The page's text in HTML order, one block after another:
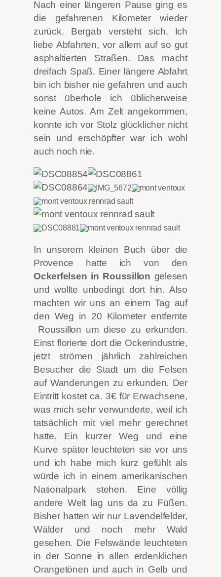
Nach einer längeren Pause ging es
die gefahrenen Kilometer wieder
zurück. Bergab versteht sich. Ich
liebe Abfahrten, vor allem auf so gut
asphaltierten Straßen. Das macht
dreifach Spaß. Einer längere Abfahrt
bin ich bisher nie gefahren und auch
sonst überhole ich üblicherweise
keine Autos. Am Zelt angekommen,
konnte ich vor Stolz glücklicher nicht
sein und erschöpfter war ich wohl
auch noch nie.
In unserem kleinen Buch über die
Provence hatte ich von den
Ockerfelsen in Roussillon gelesen
und wollte unbedingt dort hin. Also
machten wir uns an einem Tag auf
den Weg in 20 Kilometer entfernte
Roussillon um diese zu erkunden.
Einst florierte dort die Ockerindustrie,
jetzt strömen jährlich zahlreichen
Besucher die Stadt um die Felsen
auf Wanderungen zu erkunden. Der
Eintritt kostet ca. 3€ für Erwachsene,
was mich sehr verwunderte, weil ich
tatsächlich mit viel mehr gerechnet
hatte. Ein kurzer Weg und eine
Kurve später leuchteten sie vor uns
und ich habe mich kurz gefühlt als
würde ich in einem amerikanischen
Nationalpark stehen. Eine völlig
andere Welt lag uns da zu Füßen.
Bisher hatten wir nur Lavendelfelder,
Wälder und noch mehr Wald
gesehen. Die Felswände leuchteten
in der Sonne in allen erdenklichen
Orangetönen und auch in Gelb und